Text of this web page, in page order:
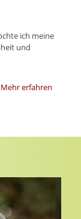
ich meine
und
Mehr erfahren